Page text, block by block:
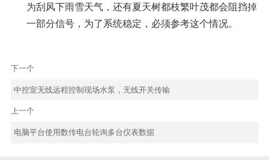
为刮风下雨雪天气，还有夏天树都枝繁叶茂都会阻挡掉
一部分信号，为了系统稳定，必须参考这个情况。
下一个
中控室无线远程控制现场水泵，无线开关传输
上一个
电脑平台使用数传电台轮询多台仪表数据